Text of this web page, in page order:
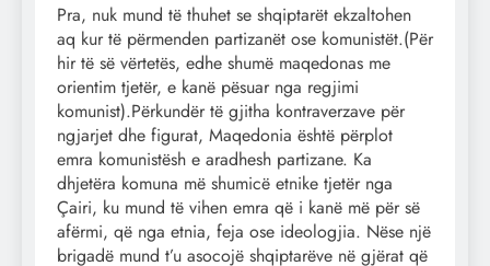
Pra, nuk mund të thuhet se shqiptarët ekzaltohen
aq kur të përmenden partizanët ose komunistët.(Për
hir të së vërtetës, edhe shumë maqedonas me
orientim tjetër, e kanë pësuar nga regjimi
komunist).Përkundër të gjitha kontraverzave për
ngjarjet dhe figurat, Maqedonia është përplot
emra komunistësh e aradhesh partizane. Ka
dhjetëra komuna më shumicë etnike tjetër nga
Çairi, ku mund të vihen emra që i kanë më për së
afërmi, që nga etnia, feja ose ideologjia. Nëse një
brigadë mund t’u asocojë shqiptarëve në gjërat që